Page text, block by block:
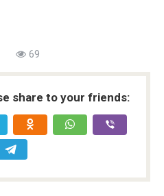
69
share to your friends: